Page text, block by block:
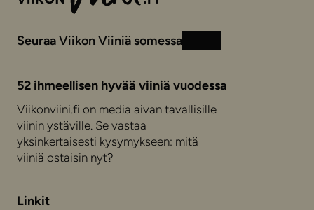
Seuraa Viikon Viiniä somessa
52 ihmeellisen hyvää viiniä vuodessa
Viikonviini.fi on media aivan tavallisille
viinin ystäville. Se vastaa
yksinkertaisesti kysymykseen: mitä
viiniä ostaisin nyt?
Linkit